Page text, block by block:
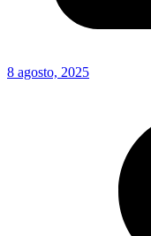
8 agosto, 2025